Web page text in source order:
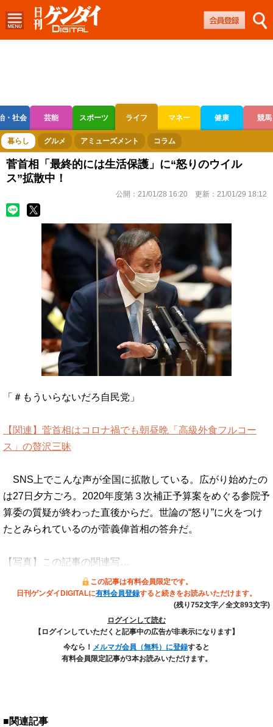
・社会 芸能 スポーツ ライフ マネー 健康 競馬
ボートレース 競輪 オートレース
暮らし グルメ アミューズメント コラム
菅首相「最終的には生活保護」に“怒りのウイル
ス”拡散中！
公開： 21/01/28 16:20 更新： 21/01/29 18:12
「＃もういらないだろ自民党」
【関連】菅首相はコロナ禍でも朝昼晩「高級外食フルコー
ス」の贅沢三昧
SNS上でこんな声が全国に拡散している。広がり始めたの
は27日夕方ごろ。2020年度第３次補正予算案をめぐる参院予
算委の質疑が終わった直後からだ。世論の“怒り”に火をつけ
たとみられているのが菅義偉首相の答弁だ。
【写真】この記事の関連写…
この記事は有料会員限定です。
日刊ゲンダイDIGITALに有料会員登録すると続きをお読みいただけます。
(残り752文字／全文893文字)
ログインして読む
【ログインしていただくと記事中の広告が非表示になります】
今なら！ メルマガ会員（無料）に登録すると
有料会員限定記事が3本お読みいただけます。
■関連記事